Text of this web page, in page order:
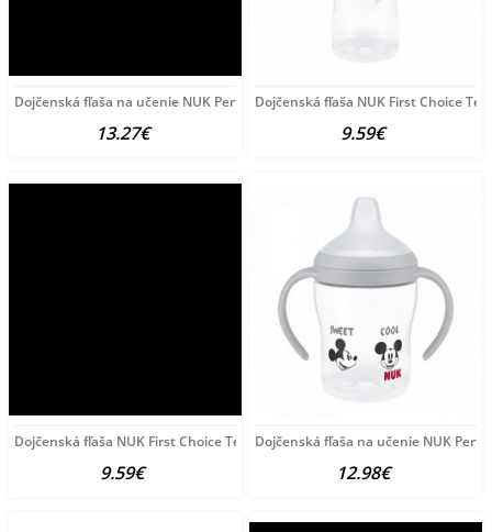
Dojčenská fľaša na učenie NUK Perfect Match DISNEY
13.27€
Dojčenská fľaša NUK First Choice
9.59€
Dojčenská fľaša NUK First Choice Temperature Control
9.59€
Dojčenská fľaša na učenie NUK
12.98€